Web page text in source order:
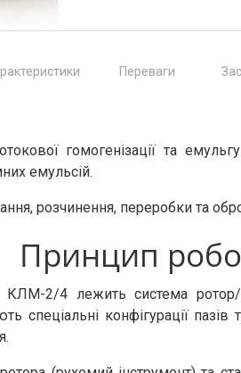
Переваги
гомогенізації та
емульсій.
розчинення, переробки та
Принцип
2/4 лежить система ротор/
спеціальні конфігурації